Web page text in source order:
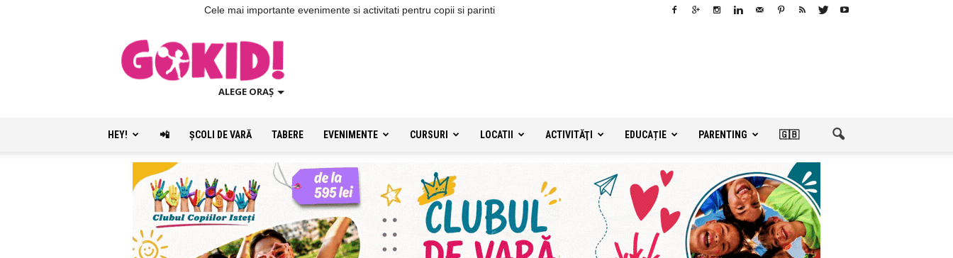
Cele mai importante evenimente si activitati pentru copii si parinti
ALEGE ORAȘ
HEY! 📲 ŞCOLI DE VARĂ TABERE EVENIMENTE CURSURI LOCATII ACTIVITĂŢI EDUCAȚIE PARENTING 🇬🇧